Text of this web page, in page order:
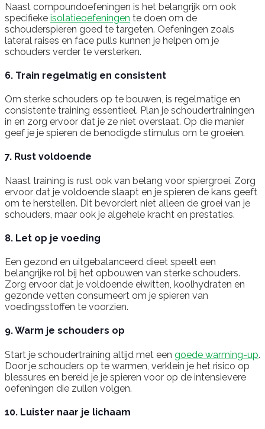
Naast compoundoefeningen is het belangrijk om ook
specifieke isolatieoefeningen te doen om de
schouderspieren goed te targeten. Oefeningen zoals
lateral raises en face pulls kunnen je helpen om je
schouders verder te versterken.
6. Train regelmatig en consistent
Om sterke schouders op te bouwen, is regelmatige en
consistente training essentieel. Plan je schoudertrainingen
in en zorg ervoor dat je ze niet overslaat. Op die manier
geef je je spieren de benodigde stimulus om te groeien.
7. Rust voldoende
Naast training is rust ook van belang voor spiergroei. Zorg
ervoor dat je voldoende slaapt en je spieren de kans geeft
om te herstellen. Dit bevordert niet alleen de groei van je
schouders, maar ook je algehele kracht en prestaties.
8. Let op je voeding
Een gezond en uitgebalanceerd dieet speelt een
belangrijke rol bij het opbouwen van sterke schouders.
Zorg ervoor dat je voldoende eiwitten, koolhydraten en
gezonde vetten consumeert om je spieren van
voedingsstoffen te voorzien.
9. Warm je schouders op
Start je schoudertraining altijd met een goede warming-up.
Door je schouders op te warmen, verklein je het risico op
blessures en bereid je je spieren voor op de intensievere
oefeningen die zullen volgen.
10. Luister naar je lichaam